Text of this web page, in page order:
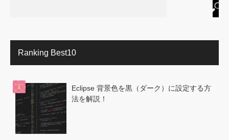
Ranking Best10
Eclipse 背景色を黒（ダーク）に設定する方
法を解説！